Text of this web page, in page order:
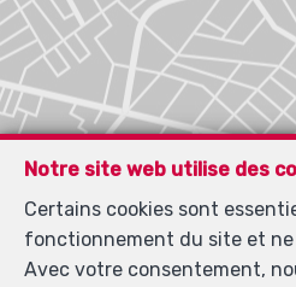
Notre site web utilise des
Certains cookies sont
fonctionnement du site et
Avec votre consentement,